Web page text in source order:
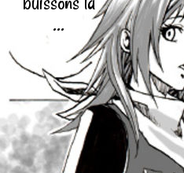
...